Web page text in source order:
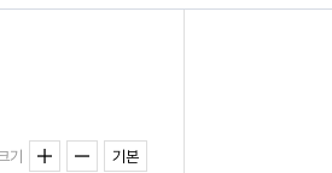
기 기본